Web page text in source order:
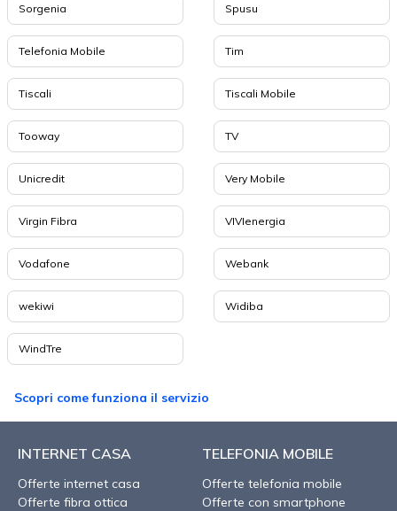
Sorgenia Spusu
Telefonia Mobile Tim
Tiscali Tiscali Mobile
Tooway TV
Unicredit Very Mobile
Virgin Fibra VIVIenergia
Vodafone Webank
wekiwi Widiba
WindTre
Scopri come funziona il servizio
INTERNET CASA
Offerte internet casa
Offerte fibra ottica
TELEFONIA MOBILE
Offerte telefonia mobile
Offerte con smartphone